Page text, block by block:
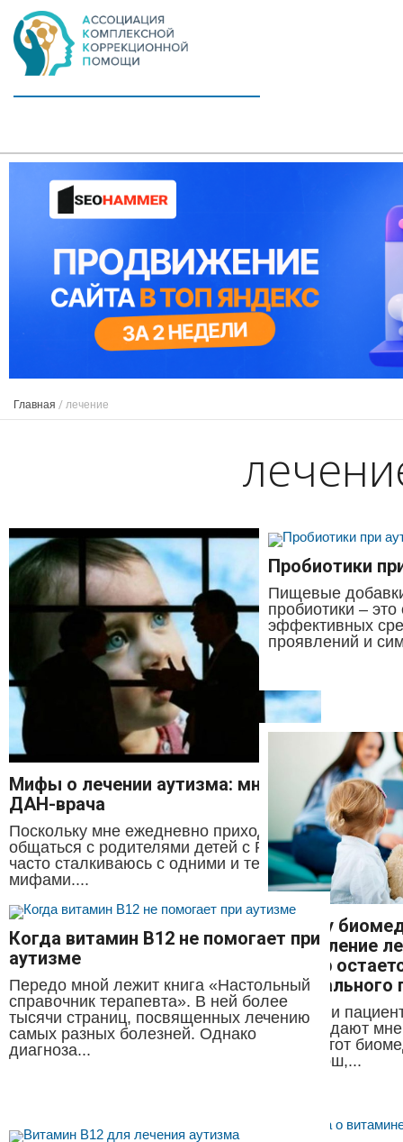
Главная / лечение
Мифы о лечении аутизма: мнение
ДАН-врача
Поскольку мне ежедневно приходится
общаться с родителями детей с РАС, я
часто сталкиваюсь с одними и теми же
мифами....
Пробиотики
Пищевые
пробиотики –
эффективных
проявлений и
Почему
направление
сих пор
официального
Родители
часто задают
«Если этот
так хорош,...
Когда витамин В12 не помогает при
аутизме
Передо мной лежит книга «Настольный
справочник терапевта». В ней более
тысячи страниц, посвященных лечению
самых разных болезней. Однако
диагноза...